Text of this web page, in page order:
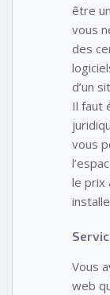
être
vous
des
d’un
Il faut
vous
le prix
Vous
web